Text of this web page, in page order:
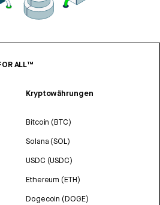
ALL™
Kryptowährungen
Bitcoin (BTC)
Solana (SOL)
USDC (USDC)
Ethereum (ETH)
Dogecoin (DOGE)